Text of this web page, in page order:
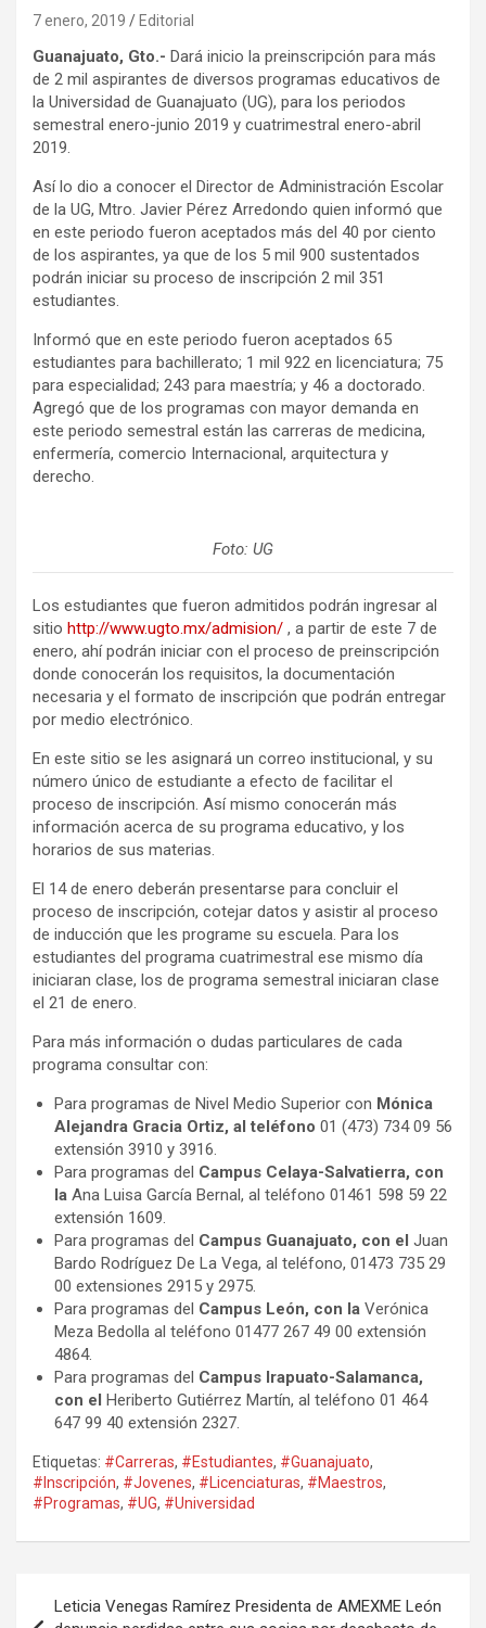
7 enero, 2019 Editorial
Guanajuato, Gto.- Dará inicio la preinscripción para más
de 2 mil aspirantes de diversos programas educativos de
la Universidad de Guanajuato (UG), para los periodos
semestral enero-junio 2019 y cuatrimestral enero-abril
2019.
Así lo dio a conocer el Director de Administración Escolar
de la UG, Mtro. Javier Pérez Arredondo quien informó que
en este periodo fueron aceptados más del 40 por ciento
de los aspirantes, ya que de los 5 mil 900 sustentados
podrán iniciar su proceso de inscripción 2 mil 351
estudiantes.
Informó que en este periodo fueron aceptados 65
estudiantes para bachillerato; 1 mil 922 en licenciatura; 75
para especialidad; 243 para maestría; y 46 a doctorado.
Agregó que de los programas con mayor demanda en
este periodo semestral están las carreras de medicina,
enfermería, comercio Internacional, arquitectura y
derecho.
Foto: UG
Los estudiantes que fueron admitidos podrán ingresar al
sitio http://www.ugto.mx/admision/ , a partir de este 7 de
enero, ahí podrán iniciar con el proceso de preinscripción
donde conocerán los requisitos, la documentación
necesaria y el formato de inscripción que podrán entregar
por medio electrónico.
En este sitio se les asignará un correo institucional, y su
número único de estudiante a efecto de facilitar el
proceso de inscripción. Así mismo conocerán más
información acerca de su programa educativo, y los
horarios de sus materias.
El 14 de enero deberán presentarse para concluir el
proceso de inscripción, cotejar datos y asistir al proceso
de inducción que les programe su escuela. Para los
estudiantes del programa cuatrimestral ese mismo día
iniciaran clase, los de programa semestral iniciaran clase
el 21 de enero.
Para más información o dudas particulares de cada
programa consultar con:
Para programas de Nivel Medio Superior con Mónica
Alejandra Gracia Ortiz, al teléfono 01 (473) 734 09 56
extensión 3910 y 3916.
Para programas del Campus Celaya-Salvatierra, con
la Ana Luisa García Bernal, al teléfono 01461 598 59 22
extensión 1609.
Para programas del Campus Guanajuato, con el Juan
Bardo Rodríguez De La Vega, al teléfono, 01473 735 29
00 extensiones 2915 y 2975.
Para programas del Campus León, con la Verónica
Meza Bedolla al teléfono 01477 267 49 00 extensión
4864.
Para programas del Campus Irapuato-Salamanca,
con el
Heriberto Gutiérrez Martín, al teléfono 01 464
647 99 40 extensión 2327.
Etiquetas: #Carreras, #Estudiantes, #Guanajuato,
#Inscripción, #Jovenes, #Licenciaturas, #Maestros,
#Programas, #UG, #Universidad
Leticia Venegas Ramírez Presidenta de AMEXME León